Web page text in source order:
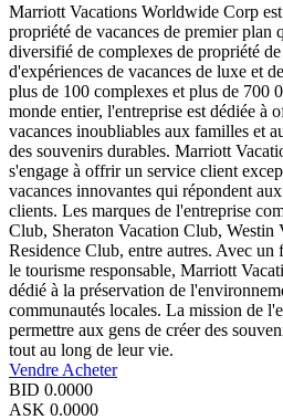
Marriott Vacations Worldwide Corp
propriété de vacances de premier plan
diversifié de complexes de propriété
d'expériences de vacances de luxe et
plus de 100 complexes et plus de 700
monde entier, l'entreprise est dédiée à
vacances inoubliables aux familles et
des souvenirs durables. Marriott
s'engage à offrir un service client
vacances innovantes qui répondent
clients. Les marques de l'entreprise
Club, Sheraton Vacation Club, Westin
Residence Club, entre autres. Avec
le tourisme responsable, Marriott
dédié à la préservation de
communautés locales. La mission de
permettre aux gens de créer des
tout au long de leur vie.
Vendre Acheter
BID 0.0000
ASK 0.0000